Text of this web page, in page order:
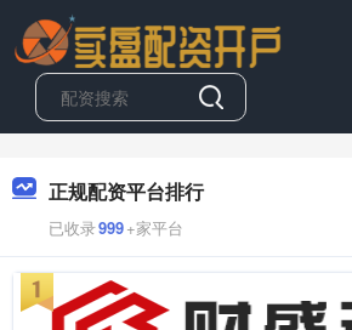
正规配资平台排行
已收录999+家平台